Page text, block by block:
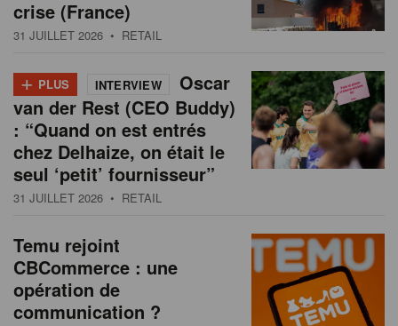
crise (France)
31 JUILLET 2026 • RETAIL
+ PLUS INTERVIEW
Oscar
van der Rest (CEO Buddy)
: “Quand on est entrés
chez Delhaize, on était le
seul ‘petit’ fournisseur”
31 JUILLET 2026 • RETAIL
Temu rejoint
CBCommerce : une
opération de
communication ?